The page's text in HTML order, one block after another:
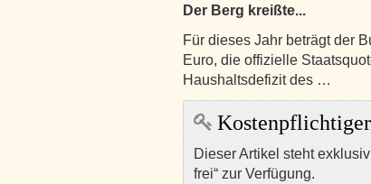
Der Berg kreißte...
Für dieses Jahr beträgt der
Euro, die offizielle
Haushaltsdefizit des …
Dieser Artikel steht
frei“ zur Verfügung.